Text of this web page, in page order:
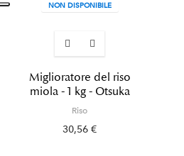
NON DISPONIBILE
Miglioratore del riso
miola - 1 kg - Otsuka
Riso
30,56 €